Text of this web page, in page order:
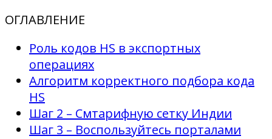
ОГЛАВЛЕНИЕ
Роль кодов HS в экспортных
операциях
Алгоритм корректного подбора кода
HS
Шаг 2 – Смтарифную сетку Индии
Шаг 3 – Воспользуйтесь порталами